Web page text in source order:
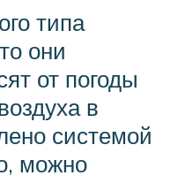
типа
они
от погоды
в
системой
можно